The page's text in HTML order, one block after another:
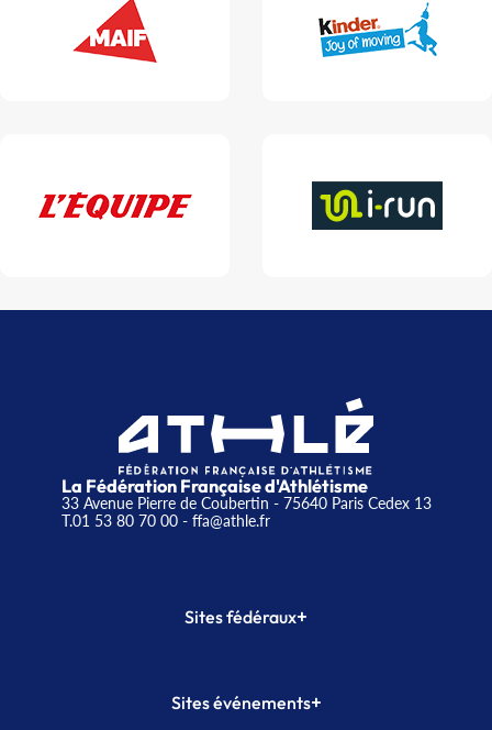
La Fédération Française d'Athlétisme
33 Avenue Pierre de Coubertin - 75640 Paris Cedex 13
T.01 53 80 70 00- ffa@athle.fr
Sites fédéraux+
Plateforme Formation
Sites événements+